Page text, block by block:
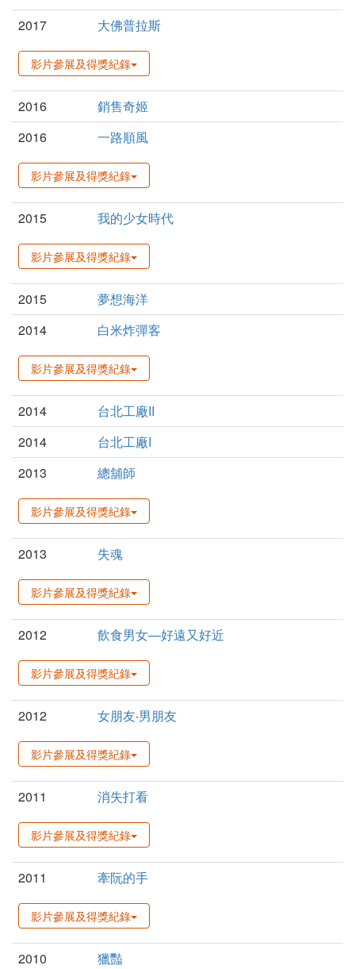
2017 大佛普拉斯
影片參展及得獎紀錄
2016
銷售奇姬
2016
一路順風
影片參展及得獎紀錄
2015 我的少女時代
影片參展及得獎紀錄
2015
夢想海洋
2014
白米炸彈客
影片參展及得獎紀錄
2014
台北工廠II
2014
台北工廠I
2013
總舖師
影片參展及得獎紀錄
2013 失魂
影片參展及得獎紀錄
2012 飲食男女—好遠又好近
影片參展及得獎紀錄
2012 女朋友‧男朋友
影片參展及得獎紀錄
2011 消失打看
影片參展及得獎紀錄
2011 牽阮的手
影片參展及得獎紀錄
2010 獵豔